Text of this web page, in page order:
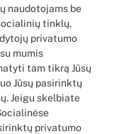
naudotojams be
tinklų,
privatumo
mumis
tam tikrą Jūsų
Jūsų pasirinktų
Jeigu skelbiate
privatumo